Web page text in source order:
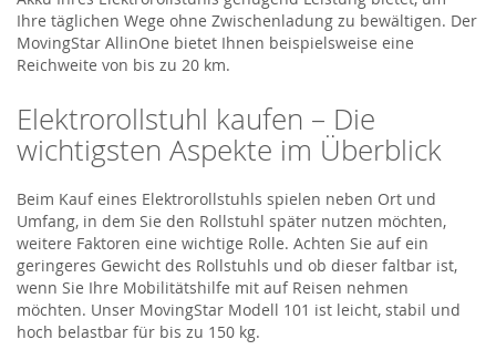
Ihre täglichen Wege ohne Zwischenladung zu bewältigen. Der
MovingStar AllinOne bietet Ihnen beispielsweise eine
Reichweite von bis zu 20 km.
Elektrorollstuhl kaufen – Die
wichtigsten Aspekte im Überblick
Beim Kauf eines Elektrorollstuhls spielen neben Ort und
Umfang, in dem Sie den Rollstuhl später nutzen möchten,
weitere Faktoren eine wichtige Rolle. Achten Sie auf ein
geringeres Gewicht des Rollstuhls und ob dieser faltbar ist,
wenn Sie Ihre Mobilitätshilfe mit auf Reisen nehmen
möchten. Unser MovingStar Modell 101 ist leicht, stabil und
hoch belastbar für bis zu 150 kg.